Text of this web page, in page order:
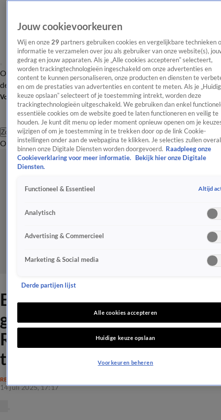
OverzichtAfleveringen Entertainment TV Algemeen
Tip
de redactieNieuwsbrief
Volg Shownieuws
Zoeken
OverzichtEntertainmentSpraakmakendRealityCrimeVideo's
Bondgenoten-Robert maakt
gehakt van deelneemster
Roma: 'Seks voor een
treinkaartje'
REALITY
14 juli 2025, 17:17
Jouw cookievoorkeuren
Wij en onze 29 partners gebruiken cookies en vergelijkbare technieken
informatie te verzamelen over jou als gebruiker van onze website(s),
gedrag en jouw apparaten. Als je „Alle cookies accepteren” selecteert,
worden trackingtechnologieën ingeschakeld om onze advertenties en
content te kunnen personaliseren, onze producten en diensten te
en om de prestaties van advertenties en content te meten. Als je
keuze opslaan” selecteert of je toestemming intrekt, worden deze
trackingtechnologieën uitgeschakeld. We gebruiken dan enkel
essentiële cookies om de website goed te laten functioneren en veilig te
houden. Je kunt dit menu op ieder moment opnieuw openen om je
wijzigen of om je toestemming in te trekken door op de link Cookie-
instellingen onder aan de webpagina te klikken. Je selecties zullen overal
binnen onze Digitale Diensten worden doorgevoerd. Raadpleeg onze
Cookieverklaring voor meer informatie.
Bekijk hier onze Digitale
Diensten.
Functioneel & Essentieel Altijd
Analytisch
Advertising & Commercieel
Marketing & Social media
Derde partijen lijst
Alle cookies accepteren
Huidige keuze opslaan
Voorkeuren beheren